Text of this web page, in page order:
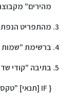
מהירים"
מהתפריט
ברשימת "שמות
בתיבה "קודי
{ IF [תנאי] "טקסט אמיתי" "טקסט כוזב" }